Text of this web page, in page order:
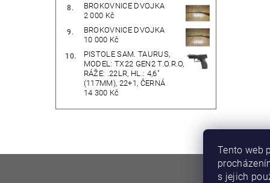
BROKOVNICE DVOJKA
2 000 Kč
BROKOVNICE DVOJKA
10 000 Kč
PISTOLE SAM. TAURUS,
MODEL: TX22 GEN2 T.O.R.O,
RÁŽE: .22LR, HL.: 4,6"
(117MM), 22+1, ČERNÁ
14 300 Kč
DIRECT
Tento web
s jejich